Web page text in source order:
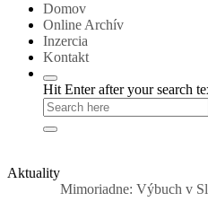
Domov
Online Archív
Inzercia
Kontakt
Hit Enter after your search
Aktuality
Mimoriadne: Výbuch v